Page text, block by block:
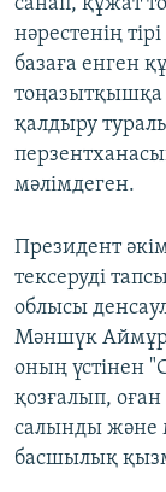
санап, құжат
нәрестенің
базаға енген
тоңазытқышқа
қалдыру
мәлімдеген.
Президент
тексеруді
облысы
Мәншүк
оның үстінен
қозғалып,
салынды және
басшылық